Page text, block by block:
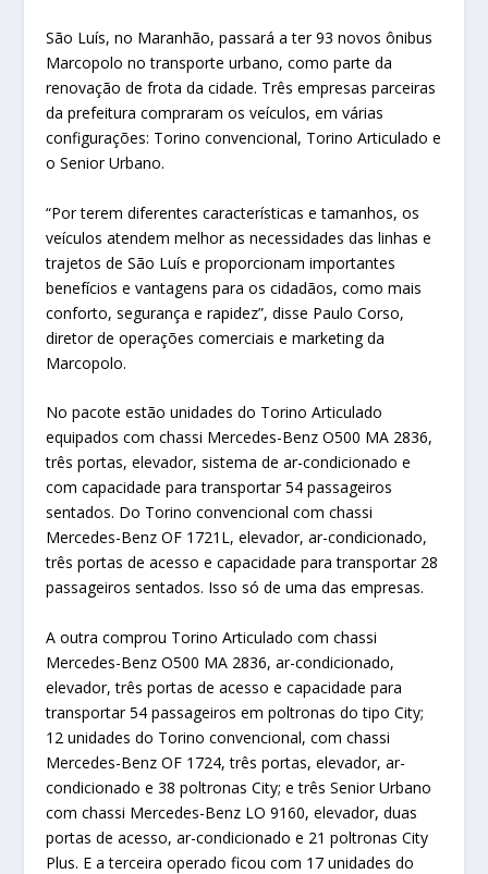
São Luís, no Maranhão, passará a ter 93 novos ônibus
Marcopolo no transporte urbano, como parte da
renovação de frota da cidade. Três empresas parceiras
da prefeitura compraram os veículos, em várias
configurações: Torino convencional, Torino Articulado e
o Senior Urbano.
“Por terem diferentes características e tamanhos, os
veículos atendem melhor as necessidades das linhas e
trajetos de São Luís e proporcionam importantes
benefícios e vantagens para os cidadãos, como mais
conforto, segurança e rapidez”, disse Paulo Corso,
diretor de operações comerciais e marketing da
Marcopolo.
No pacote estão unidades do Torino Articulado
equipados com chassi Mercedes-Benz O500 MA 2836,
três portas, elevador, sistema de ar-condicionado e
com capacidade para transportar 54 passageiros
sentados. Do Torino convencional com chassi
Mercedes-Benz OF 1721L, elevador, ar-condicionado,
três portas de acesso e capacidade para transportar 28
passageiros sentados. Isso só de uma das empresas.
A outra comprou Torino Articulado com chassi
Mercedes-Benz O500 MA 2836, ar-condicionado,
elevador, três portas de acesso e capacidade para
transportar 54 passageiros em poltronas do tipo City;
12 unidades do Torino convencional, com chassi
Mercedes-Benz OF 1724, três portas, elevador, ar-
condicionado e 38 poltronas City; e três Senior Urbano
com chassi Mercedes-Benz LO 9160, elevador, duas
portas de acesso, ar-condicionado e 21 poltronas City
Plus. E a terceira operado ficou com 17 unidades do